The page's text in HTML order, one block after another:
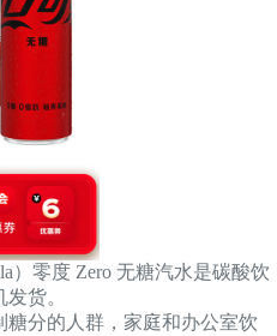
）零度 Zero 无糖汽水是碳酸饮
货。
分的人群，家庭和办公室饮